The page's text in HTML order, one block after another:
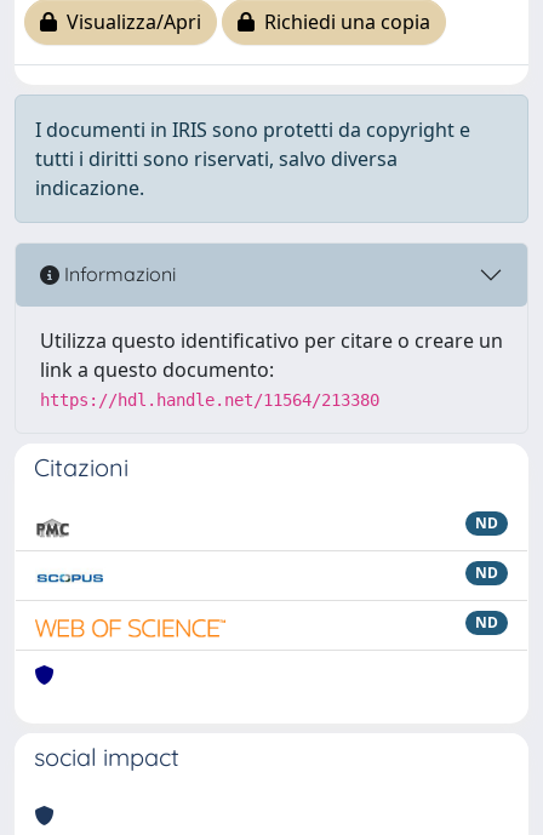
Visualizza/Apri
Richiedi una copia
I documenti in IRIS sono protetti da copyright e
tutti i diritti sono riservati, salvo diversa
indicazione.
Informazioni
Utilizza questo identificativo per citare o creare un
link a questo documento:
https://hdl.handle.net/11564/213380
Citazioni
ND
ND
ND
social impact